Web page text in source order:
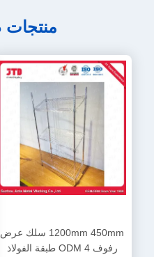
منتجات
1200mm 450mm سلك عرض
رفوف ODM 4 طبقة الفولاذ